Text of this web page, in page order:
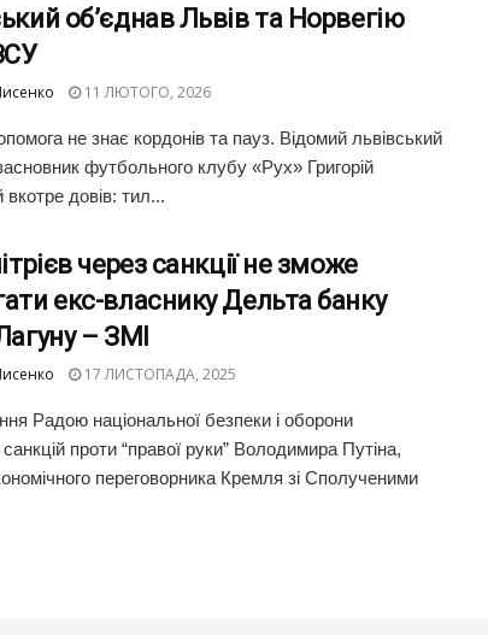
об’єднав Львів та Норвегію
11 ЛЮТОГО, 2026
не знає кордонів та пауз. Відомий львівський
футбольного клубу «Рух» Григорій
вкотре довів: тил...
через санкції не зможе
екс-власнику Дельта банку
– ЗМІ
17 ЛИСТОПАДА, 2025
Радою національної безпеки і оборони
проти “правої руки” Володимира Путіна,
переговорника Кремля зі Сполученими